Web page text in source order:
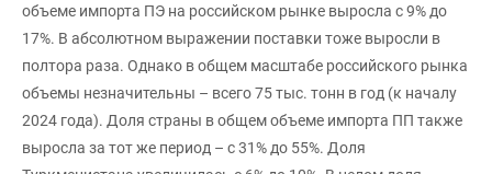
объеме импорта ПЭ на российском рынке выросла с 9% до
17%. В абсолютном выражении поставки тоже выросли в
полтора раза. Однако в общем масштабе российского рынка
объемы незначительны – всего 75 тыс. тонн в год (к началу
2024 года). Доля страны в общем объеме импорта ПП также
выросла за тот же период – с 31% до 55%. Доля